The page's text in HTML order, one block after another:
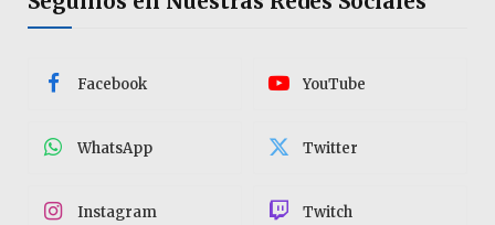
Facebook YouTube
WhatsApp Twitter
Instagram Twitch